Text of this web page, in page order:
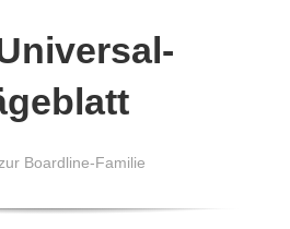
Boardline-Familie